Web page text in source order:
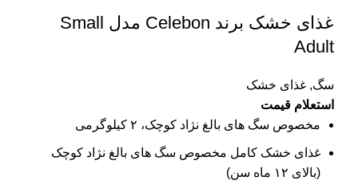
غذای خشک برند Celebon مدل Small
Adult
سگ, غذای خشک
استعلام قیمت
مخصوص سگ های بالغ نژاد کوچک، ۲ کیلوگرمی
غذای خشک کامل مخصوص سگ های بالغ نژاد کوچک
(بالای ۱۲ ماه سن)